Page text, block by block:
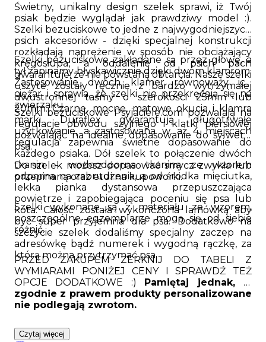
Świetny, unikalny design szelek sprawi, iż Twój
psiak będzie wyglądał jak prawdziwy model :).
Szelki bezuciskowe to jedne z najwygodniejszych
psich akcesoriów - dzięki specjalnej konstrukcji
rozkładają naprężenie w sposób nie obciążający
kręgosłupa, a oddalenie od psich pach
gwarantuje, że nie powstaną obtarcia. Nasze szelki
uszyte zostały ręcznie z bardzo wytrzymałej
dwustronnej taśmy o szerokości 25mm lub
20mm. Czarne, mocne, matowe okucia i klamra
marki Duraflex gwarantują długotrwałe
użytkowanie, a zastosowana w aż 4 miejscach
regulacja zapewnia świetne dopasowanie do
każdego psiaka. Dół szelek to połączenie dwóch
tkanin - wodoodporna tkanina ze wzorem
odporna na zabrudzenia, a od środka mięciutka,
lekka pianka dystansowa przepuszczająca
powietrze i zapobiegająca poceniu się psa lub
kota. Całość została wykończona lamówką aby
być super przyjemna dla psa. Dodatkowo na
szczycie szelek dodaliśmy specjalny zaczep na
adresówkę bądź numerek i wygodną rączkę, za
którą można przytrzymać psa.
Szelki bezuciskowe zakładane są przez głowę, a
tył zapinamy błyskawicznie dzięki dwóm klamrom.
Zastosowanie dwóch klamer równoważy ich
ciężar i sprawia, że szelki nie przekręcają się na
zwierzaku.
Szelki bezuciskowe Psyjaciele.com pozwalają na
regulacje obwodu szyjnego i klatki piersiowej
pozwalając na idealne dopasowanie do sylwetki
psa.
Do szelek możesz dopasować smycz zwykła lub
przepinaną oraz etui na kupoworki.
Szelki wykonane są z materiału ze wzorem,
poszczególne egzemplarze mogą się od siebie
różnić.
PRZED ZAKUPEM ZERKNIJ DO TABELI Z
WYMIARAMI PONIŻEJ CENY I SPRAWDŹ TEŻ
OPCJE DODATKOWE :) Pamiętaj jednak, iż
zgodnie z prawem produkty personalizowane
nie podlegają zwrotom.
Czytaj więcej